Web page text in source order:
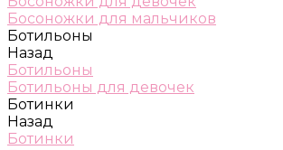
Босоножки для мальчиков
Ботильоны
Назад
Ботильоны
Ботильоны для девочек
Ботинки
Назад
Ботинки